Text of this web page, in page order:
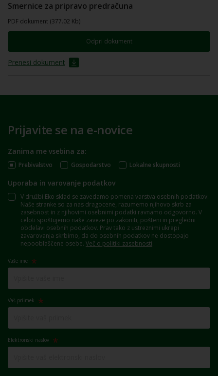
Smernice za pripravo predračuna
PDF dokument (377.02 Kb)
Odpri dokument
Prenesi dokument
Prijavite se na e-novice
Zanima me vsebina za:
Prebivalstvo Gospodarstvo Lokalne skupnosti
Uporaba in varovanje podatkov
V družbi Eko sklad se zavedamo pomena varstva osebnih podatkov.
Naše stranke so za nas dragocene, razumemo njihovo skrb za
zasebnost in z njihovimi osebnimi podatki ravnamo odgovorno. V
celoti spoštujemo naše zaveze po zakoniti, pošteni in pregledni
obdelavi osebnih podatkov. Prav tako z ustreznimi ukrepi
zavarovanja skrbimo, da do osebnih podatkov ne dostopajo
nepooblaščene osebe. Več o politiki zasebnosti.
Vaše ime
Vaš priimek
Elektronski naslov